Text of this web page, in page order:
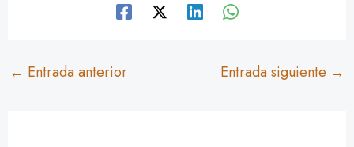
← Entrada anterior Entrada siguiente →